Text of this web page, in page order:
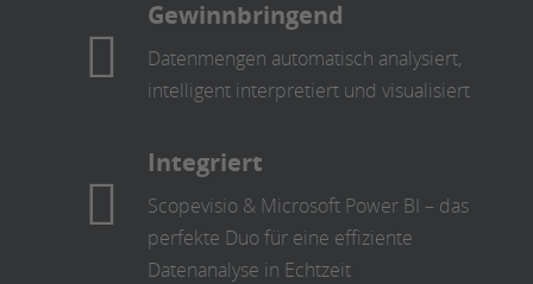
Gewinnbringend
Datenmengen automatisch analysiert,
intelligent interpretiert und visualisiert
Integriert
Scopevisio & Microsoft Power BI – das
perfekte Duo für eine effiziente
Datenanalyse in Echtzeit